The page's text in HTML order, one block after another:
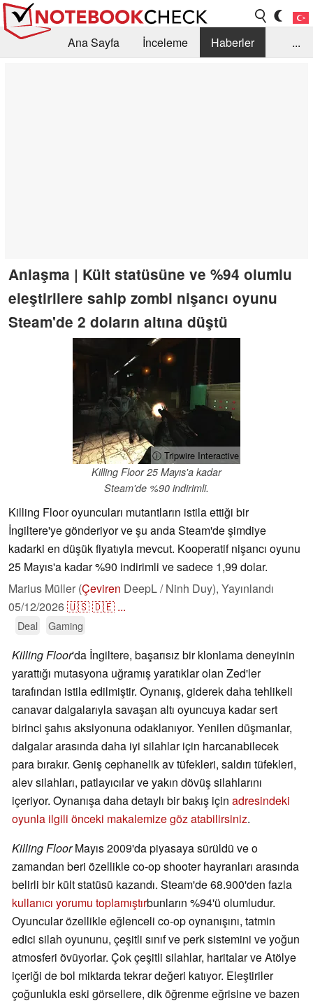
Ana Sayfa İnceleme
Haberler
...
Anlaşma | Kült statüsüne ve %94 olumlu
eleştirilere sahip zombi nişancı oyunu
Steam'de 2 doların altına düştü
ⓘ Tripwire Interactive
Killing Floor 25 Mayıs'a kadar
Steam'de %90 indirimli.
Killing Floor oyuncuları mutantların istila ettiği bir
İngiltere'ye gönderiyor ve şu anda Steam'de şimdiye
kadarki en düşük fiyatıyla mevcut. Kooperatif nişancı oyunu
25 Mayıs'a kadar %90 indirimli ve sadece 1,99 dolar.
Marius Müller (Çeviren DeepL / Ninh Duy), Yayınlandı
05/12/2026🇺🇸🇩🇪 ...
Deal Gaming
Killing Floor'da İngiltere, başarısız bir klonlama deneyinin
yarattığı mutasyona uğramış yaratıklar olan Zed'ler
tarafından istila edilmiştir. Oynanış, giderek daha tehlikeli
canavar dalgalarıyla savaşan altı oyuncuya kadar sert
birinci şahıs aksiyonuna odaklanıyor. Yenilen düşmanlar,
dalgalar arasında daha iyi silahlar için harcanabilecek
para bırakır. Geniş cephanelik av tüfekleri, saldırı tüfekleri,
alev silahları, patlayıcılar ve yakın dövüş silahlarını
içeriyor. Oynanışa daha detaylı bir bakış için adresindeki
oyunla ilgili önceki makalemize göz atabilirsiniz.
Killing FloorMayıs 2009'da piyasaya sürüldü ve o
zamandan beri özellikle co-op shooter hayranları arasında
belirli bir kült statüsü kazandı. Steam'de 68.900'den fazla
kullanıcı yorumu toplamıştırbunların %94'ü olumludur.
Oyuncular özellikle eğlenceli co-op oynanışını, tatmin
edici silah oyununu, çeşitli sınıf ve perk sistemini ve yoğun
atmosferi övüyorlar. Çok çeşitli silahlar, haritalar ve Atölye
içeriği de bol miktarda tekrar değeri katıyor. Eleştiriler
çoğunlukla eski görsellere, dik öğrenme eğrisine ve bazen